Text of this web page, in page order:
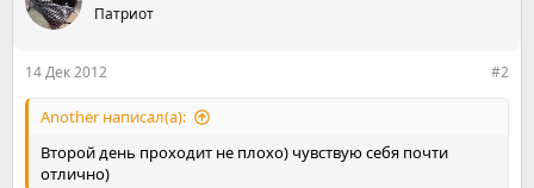
и
Патриот
14 Дек 2012 #2
Another написал(а):
Второй день проходит не плохо) чувствую себя почти
отлично)